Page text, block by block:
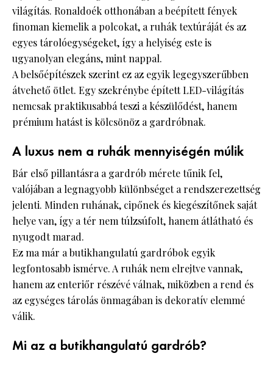
világítás. Ronaldoék otthonában a beépített fények
finoman kiemelik a polcokat, a ruhák textúráját és az
egyes tárolóegységeket, így a helyiség este is
ugyanolyan elegáns, mint nappal.
A belsőépítészek szerint ez az egyik legegyszerűbben
átvehető ötlet. Egy szekrénybe épített LED-világítás
nemcsak praktikusabbá teszi a készülődést, hanem
prémium hatást is kölcsönöz a gardróbnak.
A luxus nem a ruhák mennyiségén múlik
Bár első pillantásra a gardrób mérete tűnik fel,
valójában a legnagyobb különbséget a rendszerezettség
jelenti. Minden ruhának, cipőnek és kiegészítőnek saját
helye van, így a tér nem túlzsúfolt, hanem átlátható és
nyugodt marad.
Ez ma már a butikhangulatú gardróbok egyik
legfontosabb ismérve. A ruhák nem elrejtve vannak,
hanem az enteriőr részévé válnak, miközben a rend és
az egységes tárolás önmagában is dekoratív elemmé
válik.
Mi az a butikhangulatú gardrób?